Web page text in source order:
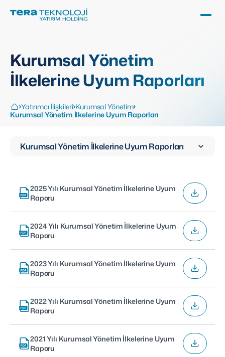
Kurumsal Yönetim
İlkelerine Uyum Raporları
Yatırımcı İlişkileri Kurumsal Yönetim
Kurumsal Yönetim İlkelerine Uyum Raporları
Kurumsal Yönetim İlkelerine Uyum Raporları
2025 Yılı Kurumsal Yönetim İlkelerine Uyum
Raporu
2024 Yılı Kurumsal Yönetim İlkelerine Uyum
Raporu
2023 Yılı Kurumsal Yönetim İlkelerine Uyum
Raporu
2022 Yılı Kurumsal Yönetim İlkelerine Uyum
Raporu
2021 Yılı Kurumsal Yönetim İlkelerine Uyum
Raporu